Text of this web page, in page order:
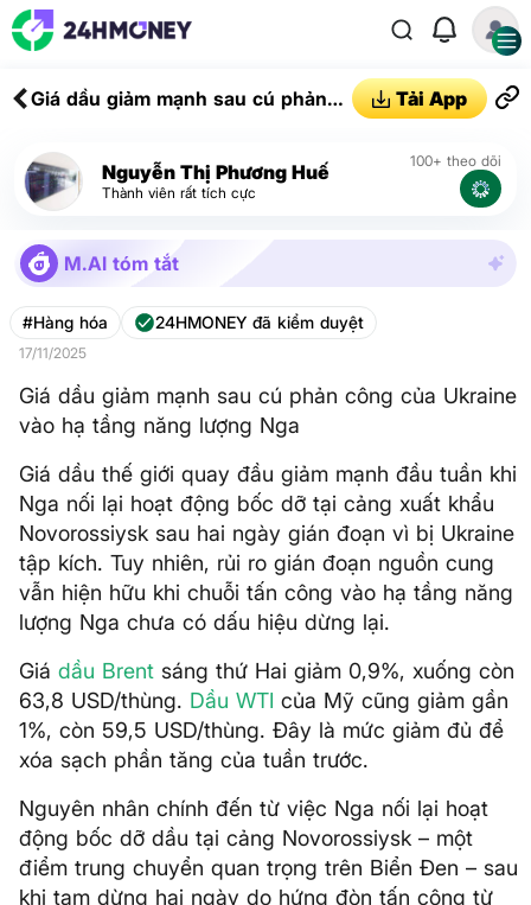
Giá dầu giảm mạnh sau cú phản
năng lượng Nga
Tải App
Nguyễn Thị Phương Huế
Thành viên rất tích cực
100+ theo dõi
M.AI tóm tắt
#Hàng hóa 24HMONEY đã kiểm duyệt
17/11/2025
Giá dầu giảm mạnh sau cú phản công của Ukraine
vào hạ tầng năng lượng Nga
Giá dầu thế giới quay đầu giảm mạnh đầu tuần khi
Nga nối lại hoạt động bốc dỡ tại cảng xuất khẩu
Novorossiysk sau hai ngày gián đoạn vì bị Ukraine
tập kích. Tuy nhiên, rủi ro gián đoạn nguồn cung
vẫn hiện hữu khi chuỗi tấn công vào hạ tầng năng
lượng Nga chưa có dấu hiệu dừng lại.
Giá dầu Brent sáng thứ Hai giảm 0,9%, xuống còn
63,8 USD/thùng. Dầu WTI của Mỹ cũng giảm gần
1%, còn 59,5 USD/thùng. Đây là mức giảm đủ để
xóa sạch phần tăng của tuần trước.
Nguyên nhân chính đến từ việc Nga nối lại hoạt
động bốc dỡ dầu tại cảng Novorossiysk – một
điểm trung chuyển quan trọng trên Biển Đen – sau
khi tạm dừng hai ngày do hứng đòn tấn công từ